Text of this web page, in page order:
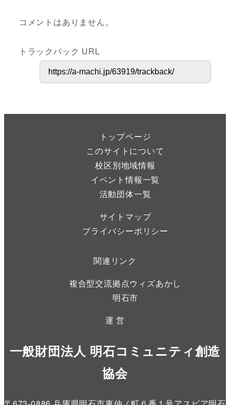
コメントはありません。
トラックバック URL
トップページ
このサイトについて
校区別地域情報
イベント情報一覧
活動団体一覧
サイトマップ
プライバシーポリシー
関連リンク
複合型交流拠点ウィズあかし
明石市
運 営
一般財団法人 明石コミュニティ創造
協会